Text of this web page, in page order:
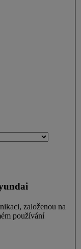
založenou na
používání